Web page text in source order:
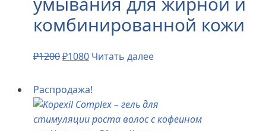
комбинированной кожи
₽1200₽1080 Читать далее
Распродажа!